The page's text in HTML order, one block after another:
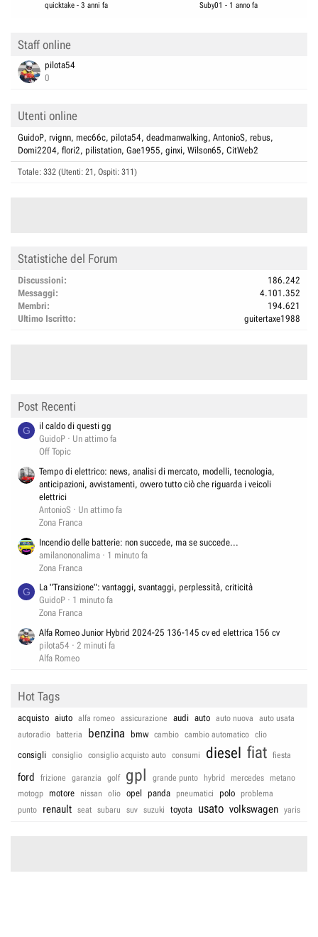
quicktake -3 anni fa Suby01 - 1 anno fa
Staff online
pilota54
0
Utenti online
GuidoP rvignn mec66c pilota54 deadmanwalking AntonioS rebus
Domi2204 flori2 pilistation Gae1955 ginxi Wilson65 CitWeb2
Totale: 332 (Utenti: 21, Ospiti: 311)
Statistiche del Forum
Discussioni
186.242
Messaggi
4.101.352
Membri
194.621
Ultimo Iscritto
guitertaxe1988
Post Recenti
G
il caldo di questi gg
GuidoP
Un attimo fa
Off Topic
Tempo di elettrico: news, analisi di mercato, modelli, tecnologia,
anticipazioni, avvistamenti, ovvero tutto ciò che riguarda i veicoli
elettrici
AntonioS
Un attimo fa
Zona Franca
Incendio delle batterie: non succede, ma se succede...
amilanononalima
1 minuto fa
Zona Franca
G
La "Transizione": vantaggi, svantaggi, perplessità, criticità
GuidoP
1 minuto fa
Zona Franca
Alfa Romeo Junior Hybrid 2024-25 136-145 cv ed elettrica 156 cv
pilota54
2 minuti fa
Alfa Romeo
Hot Tags
acquisto aiuto alfa romeo assicurazione audi auto auto nuova
auto usata
autoradio
batteria benzina bmw cambio cambio automatico clio
consigli consiglio consiglio acquisto auto consumi diesel fiat fiesta
ford frizione garanzia golf gpl grande punto hybrid mercedes
metano
motogp
motore nissan olio opel panda pneumatici polo
problema
punto
renault seat subaru suv suzuki toyota usato volkswagen yaris